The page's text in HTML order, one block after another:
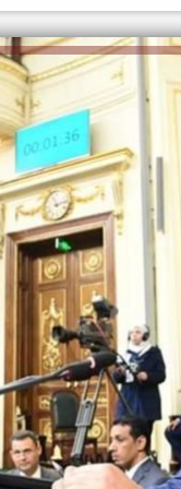
رسالتى لآخر الزمان «محطة الضبعة
النووية»... من الحلم إلى التنفيذ